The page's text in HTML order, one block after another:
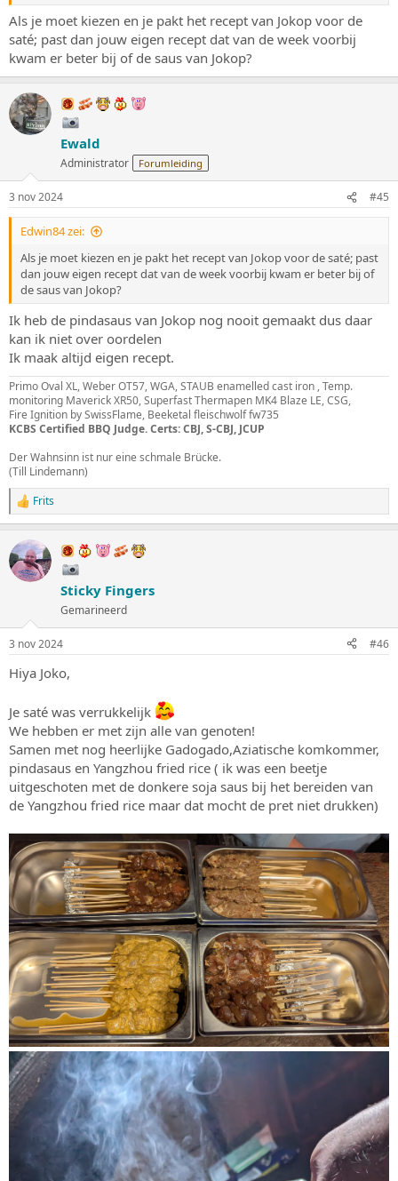
Wij wilden ons vookedigfocussen op de sate, vandaar de cafetaria
look van het bord.
Bekijk bijlage 71624Bekijk bijlage 71620Bekijk bijlage 71622
bijlage 71623
Als je moet kiezen en je pakt het recept van Jokop voor de
saté; past dan jouw eigen recept dat van de week voorbij
kwam er beter bij of de saus van Jokop?
Ewald
Administrator Forumleiding
3 nov 2024 #45
Edwin84 zei:
Als je moet kiezen en je pakt het recept van Jokop voor de saté; past
dan jouw eigen recept dat van de week voorbij kwam er beter bij of
de saus van Jokop?
Ik heb de pindasaus van Jokop nog nooit gemaakt dus daar
kan ik niet over oordelen
Ik maak altijd eigen recept.
Primo Oval XL, Weber OT57, WGA, STAUB enamelled cast iron , Temp.
monitoring Maverick XR50, Superfast Thermapen MK4 Blaze LE, CSG,
Fire Ignition by SwissFlame, Beeketal fleischwolf fw735
KCBS Certified BBQ Judge. Certs: CBJ, S-CBJ, JCUP
Der Wahnsinn ist nur eine schmale Brücke.
(Till Lindemann)
W
a
r
d
e
e
:
Frits
Sticky Fingers
Gemarineerd
3 nov 2024 #46
Hiya Joko,
Je saté was verrukkelijk
We hebben er met zijn alle van genoten!
Samen met nog heerlijke Gadogado,Aziatische komkommer,
pindasaus en Yangzhou fried rice ( ik was een beetje
uitgeschoten met de donkere soja saus bij het bereiden van
de Yangzhou fried rice maar dat mocht de pret niet drukken)